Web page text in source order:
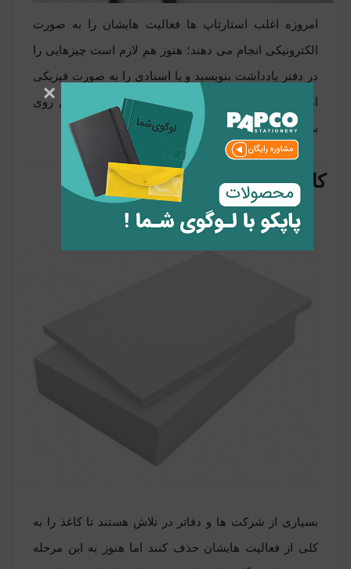
امروزه اغلب استارتاپ ها فعالیت هایشان را به صورت
الکترونیکی انجام می دهند؛ هنوز هم لازم است چیزهایی را
در دفتر یادداشت بنویسید و یا اسنادی را به صورت فیزیکی
امضا و تأیید کنید. هیچ چیز بهتر از یادداشت نوشتن روی
برگه های کوچک توسط مداد وخودکارنیست.
کاغذهای سفید A4
بسیاری از شرکت ها و دفاتر در تلاش هستند تا کاغذ را به
کلی از فعالیت هایشان حذف کنند اما هنوز به این مرحله
×